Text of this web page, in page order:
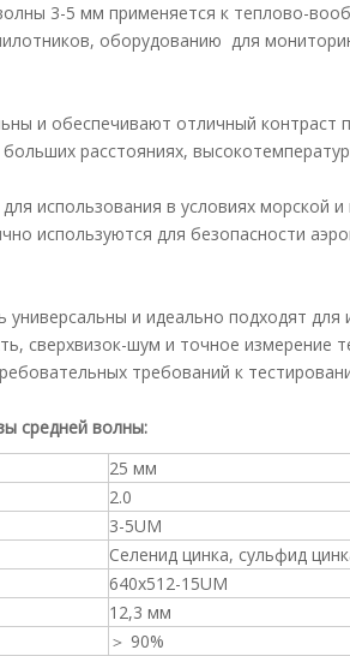
3-5 мм применяется к теплово-
оборудованию для
и обеспечивают отличный
расстояниях,
использования в условиях морской
используются для безопасности
универсальны и идеально подходят
сверхвизок-шум и точное измерение
требований к
средней волны:
25 мм
2.0
3-5UM
Селенид цинка, сульфид
640x512-15UM
12,3 мм
＞ 90%